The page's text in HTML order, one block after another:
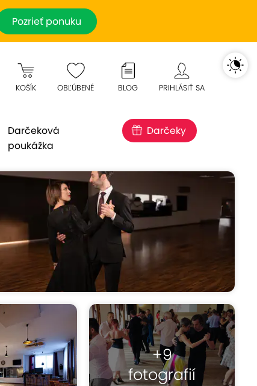
Pozrieť ponuku
KOŠÍK OBĽÚBENÉ BLOG PRIHLÁSIŤ SA
Darčeková
poukážka
Darčeky
+9
fotografií